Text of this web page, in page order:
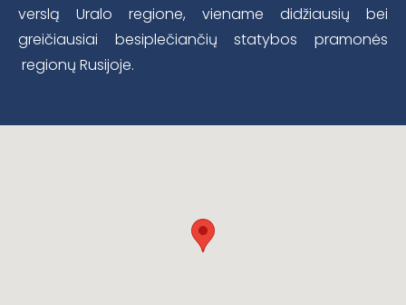
verslą Uralo regione, viename didžiausių bei
greičiausiai besiplečiančių statybos pramonės
regionų Rusijoje.